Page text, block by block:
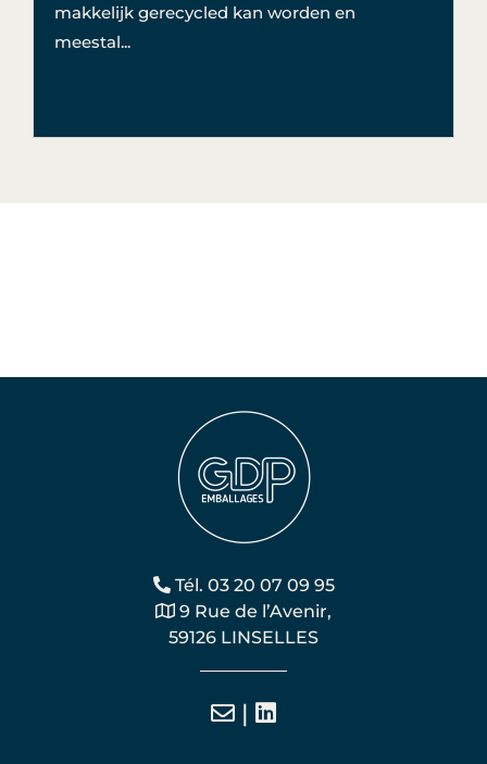
makkelijk gerecycled kan worden en
meestal...
Tél. 03 20 07 09 95
9 Rue de l’Avenir,
59126 LINSELLES
|